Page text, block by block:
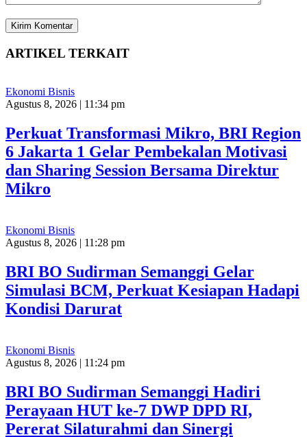
ARTIKEL TERKAIT
Ekonomi Bisnis
Agustus 8, 2026 | 11:34 pm
Perkuat Transformasi Mikro, BRI Region
6 Jakarta 1 Gelar Pembekalan Motivasi
dan Sharing Session Bersama Direktur
Mikro
Ekonomi Bisnis
Agustus 8, 2026 | 11:28 pm
BRI BO Sudirman Semanggi Gelar
Simulasi BCM, Perkuat Kesiapan Hadapi
Kondisi Darurat
Ekonomi Bisnis
Agustus 8, 2026 | 11:24 pm
BRI BO Sudirman Semanggi Hadiri
Perayaan HUT ke-7 DWP DPD RI,
Pererat Silaturahmi dan Sinergi